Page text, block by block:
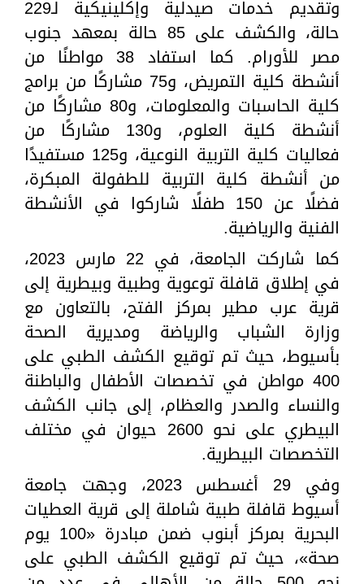
وتقديم خدمات صيدلية وإكلينيكية لـ229
حالة، والكشف على 85 حالة بمعهد جنوب
مصر للأورام. كما استفاد 38 مواطنًا من
أنشطة كلية التمريض، و75 مشاركًا من برامج
كلية الحاسبات والمعلومات، و80 مشاركًا من
أنشطة كلية العلوم، و130 مشاركًا من
فعاليات كلية التربية النوعية، و125 مستفيدًا
من أنشطة كلية التربية للطفولة المبكرة،
فضلًا عن 150 طفلًا شاركوا في الأنشطة
الفنية والرياضية.
كما شاركت الجامعة، في 22 مارس 2023،
في إطلاق قافلة توعوية وطبية وبيطرية إلى
قرية عرب مطير بمركز الفتح، بالتعاون مع
وزارة الشباب والرياضة ومديرية الصحة
بأسيوط، حيث تم توقيع الكشف الطبي على
400 مواطن في تخصصات الأطفال والباطنة
والنساء والصدر والعظام، إلى جانب الكشف
البيطري على نحو 2600 حيوان في مختلف
التخصصات البيطرية.
وفي 29 أغسطس 2023، وجهت جامعة
أسيوط قافلة طبية شاملة إلى قرية العطيات
البحرية بمركز أبنوب ضمن مبادرة «100 يوم
صحة»، حيث تم توقيع الكشف الطبي على